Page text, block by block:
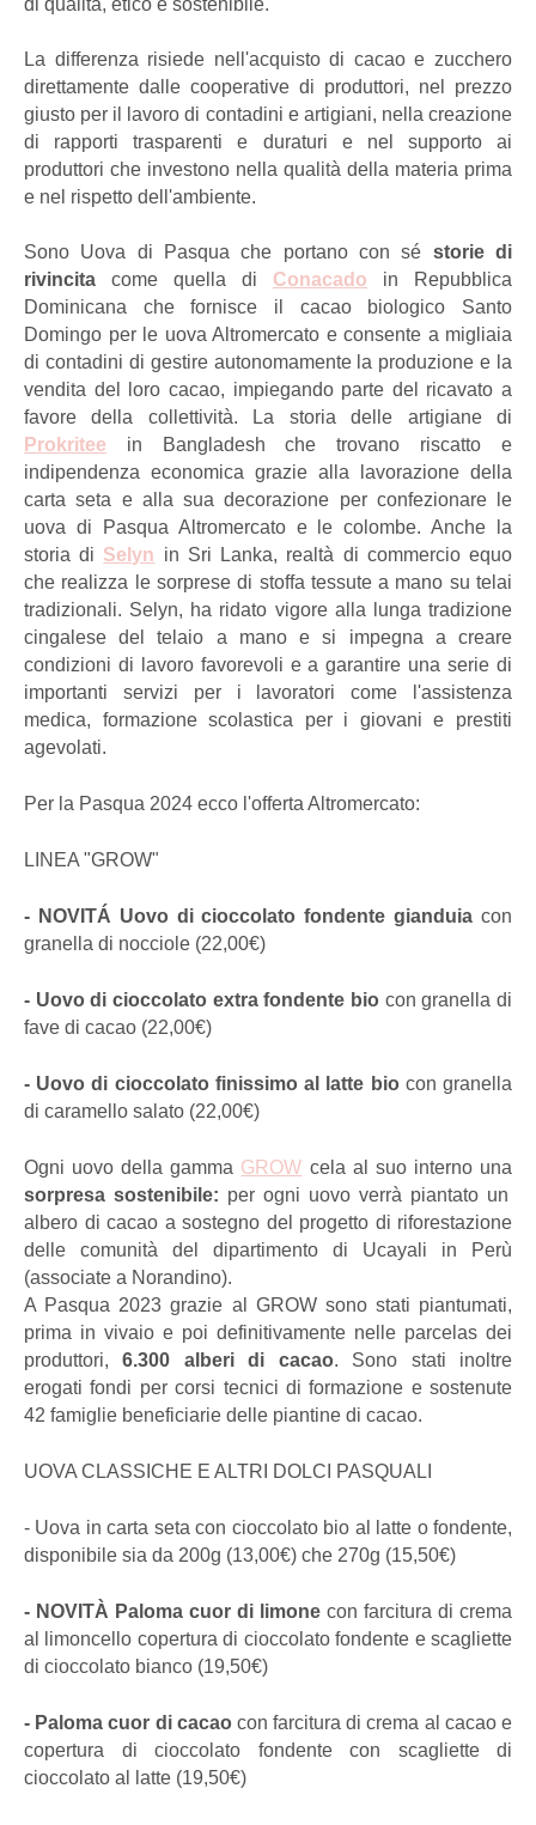
di qualità, etico e sostenibile.
La differenza risiede nell'acquisto di cacao e zucchero
direttamente dalle cooperative di produttori, nel prezzo
giusto per il lavoro di contadini e artigiani, nella creazione
di rapporti trasparenti e duraturi e nel supporto ai
produttori che investono nella qualità della materia prima
e nel rispetto dell'ambiente.
Sono Uova di Pasqua che portano con sé storie di
rivincita come quella di Conacado in Repubblica
Dominicana che fornisce il cacao biologico Santo
Domingo per le uova Altromercato e consente a migliaia
di contadini di gestire autonomamente la produzione e la
vendita del loro cacao, impiegando parte del ricavato a
favore della collettività. La storia delle artigiane di
Prokritee in Bangladesh che trovano riscatto e
indipendenza economica grazie alla lavorazione della
carta seta e alla sua decorazione per confezionare le
uova di Pasqua Altromercato e le colombe. Anche la
storia di Selyn in Sri Lanka, realtà di commercio equo
che realizza le sorprese di stoffa tessute a mano su telai
tradizionali. Selyn, ha ridato vigore alla lunga tradizione
cingalese del telaio a mano e si impegna a creare
condizioni di lavoro favorevoli e a garantire una serie di
importanti servizi per i lavoratori come l'assistenza
medica, formazione scolastica per i giovani e prestiti
agevolati.
Per la Pasqua 2024 ecco l'offerta Altromercato:
LINEA "GROW"
- NOVITÁ Uovo di cioccolato fondente gianduiacon
granella di nocciole (22,00€)
- Uovo di cioccolato extra fondente bio con granella di
fave di cacao (22,00€)
- Uovo di cioccolato finissimo al latte biocon granella
di caramello salato (22,00€)
Ogni uovo della gamma GROW cela al suo interno una
sorpresa sostenibile: per ogni uovo verrà piantato un
albero di cacao a sostegno del progetto di riforestazione
delle comunità del dipartimento di Ucayali in Perù
(associate a Norandino).
A Pasqua 2023 grazie al GROW sono stati piantumati,
prima in vivaio e poi definitivamente nelle parcelas dei
produttori,6.300 alberi di cacao. Sono stati inoltre
erogati fondi per corsi tecnici di formazione e sostenute
42 famiglie beneficiarie delle piantine di cacao.
UOVA CLASSICHE E ALTRI DOLCI PASQUALI
- Uova in carta seta con cioccolato bio al latte o fondente,
disponibile sia da 200g (13,00€) che 270g (15,50€)
- NOVITÀ Paloma cuor di limone con farcitura di crema
al limoncello copertura di cioccolato fondente e scagliette
di cioccolato bianco (19,50€)
- Paloma cuor di cacaocon farcitura di crema al cacao e
copertura di cioccolato fondente con scagliette di
cioccolato al latte (19,50€)